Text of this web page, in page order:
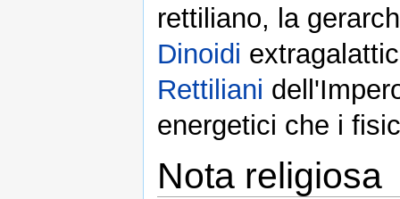
rettiliano, la
Dinoidi
Rettiliani
energetici che i
Nota religiosa